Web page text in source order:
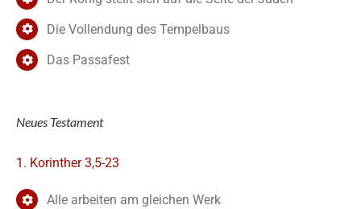
Die Vollendung des Tempelbaus
Das Passafest
Neues Testament
1. Korinther 3,5-23
Alle arbeiten am gleichen Werk